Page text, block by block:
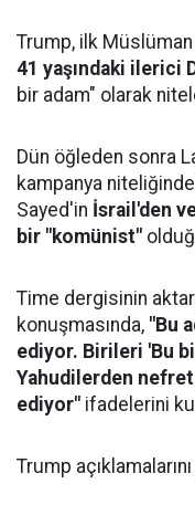
Trump, ilk
41 yaşındaki ilerici
bir adam" olarak
Dün öğleden sonra
kampanya
Sayed'in İsrail'den
bir "komünist"
Time dergisinin
konuşmasında, "Bu
ediyor. Birileri 'Bu
Yahudilerden
ediyor" ifadelerini
Trump